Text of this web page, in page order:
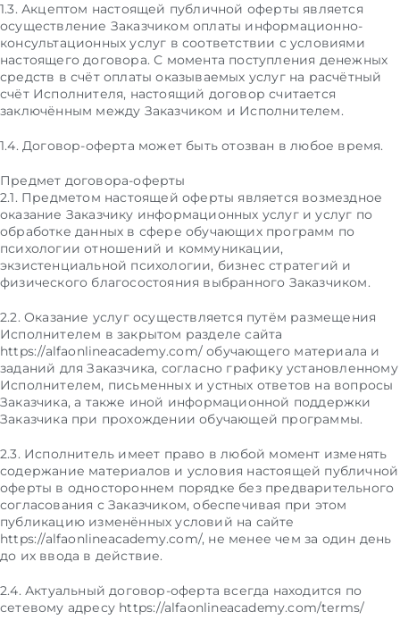
1.3. Акцептом настоящей публичной оферты является
осуществление Заказчиком оплаты информационно-
консультационных услуг в соответствии с условиями
настоящего договора. С момента поступления денежных
средств в счёт оплаты оказываемых услуг на расчётный
счёт Исполнителя, настоящий договор считается
заключённым между Заказчиком и Исполнителем.
1.4. Договор-оферта может быть отозван в любое время.
Предмет договора-оферты
2.1. Предметом настоящей оферты является возмездное
оказание Заказчику информационных услуг и услуг по
обработке данных в сфере обучающих программ по
психологии отношений и коммуникации,
экзистенциальной психологии, бизнес стратегий и
физического благосостояния выбранного Заказчиком.
2.2. Оказание услуг осуществляется путём размещения
Исполнителем в закрытом разделе сайта
https://alfaonlineacademy.com/ обучающего материала и
заданий для Заказчика, согласно графику установленному
Исполнителем, письменных и устных ответов на вопросы
Заказчика, а также иной информационной поддержки
Заказчика при прохождении обучающей программы.
2.3. Исполнитель имеет право в любой момент изменять
содержание материалов и условия настоящей публичной
оферты в одностороннем порядке без предварительного
согласования с Заказчиком, обеспечивая при этом
публикацию изменённых условий на сайте
https://alfaonlineacademy.com/, не менее чем за один день
до их ввода в действие.
2.4. Актуальный договор-оферта всегда находится по
сетевому адресу https://alfaonlineacademy.com/terms/